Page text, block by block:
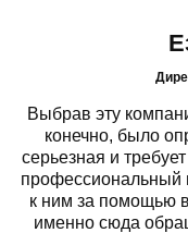
Выбрав эту
конечно, было
серьезная и
профессиональный
к ним за помощью
именно сюда